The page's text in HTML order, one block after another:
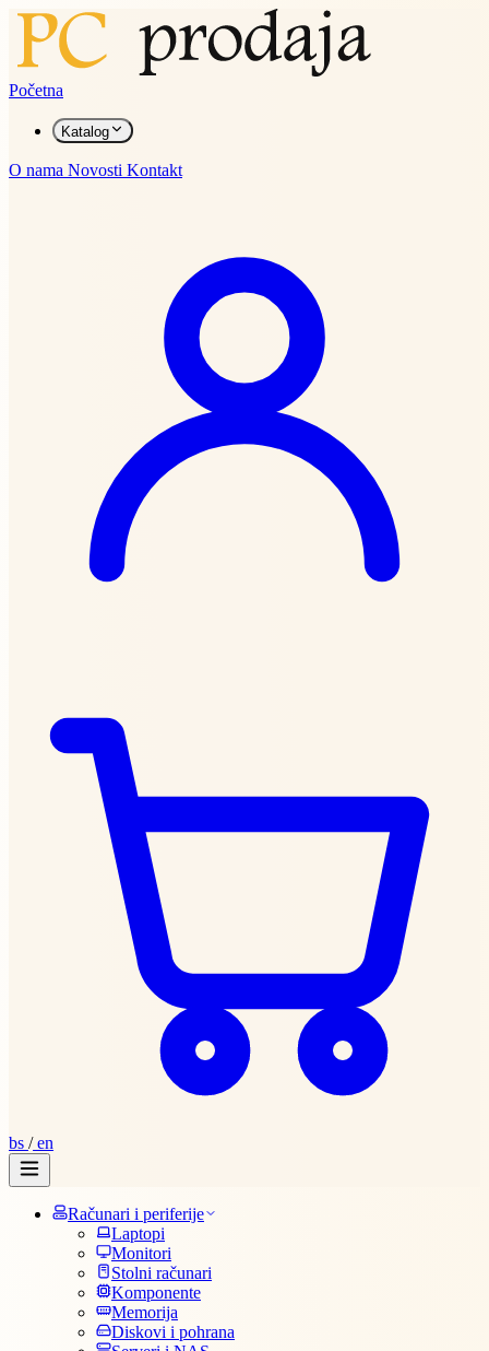
Početna
Katalog
O nama Novosti Kontakt
bs /en
Računari i periferije
Laptopi
Monitori
Stolni računari
Komponente
Memorija
Diskovi i pohrana